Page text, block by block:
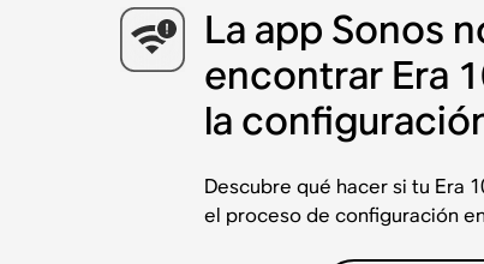
La app Sonos
encontrar Era
la
Descubre qué hacer si tu Era
el proceso de configuración